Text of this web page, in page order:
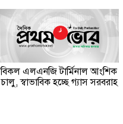
বিকল এলএনজি টার্মিনাল আংশিক
চালু, স্বাভাবিক হচ্ছে গ্যাস সরবরাহ